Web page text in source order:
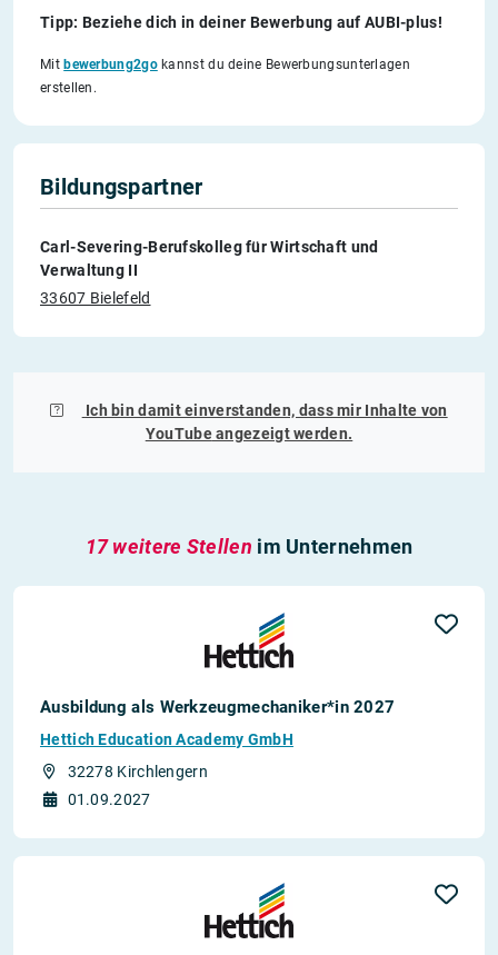
Tipp: Beziehe dich in deiner Bewerbung auf AUBI-plus!
Mit bewerbung2gokannst du deine Bewerbungsunterlagen
erstellen.
Bildungspartner
Carl-Severing-Berufskolleg für Wirtschaft und
Verwaltung II
33607 Bielefeld
Ich bin damit einverstanden, dass mir Inhalte von
YouTubeangezeigt werden.
17 weitere Stellen im Unternehmen
Ausbildung als Werkzeug­mechaniker*in 2027
Hettich Education Academy GmbH
32278 Kirchlengern
01.09.2027